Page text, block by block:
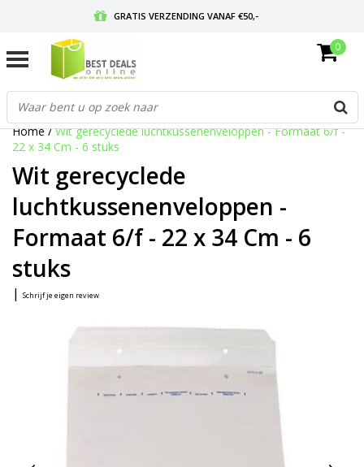
GRATIS VERZENDING VANAF €50,-
GRATIS RETOURNEREN EN 30 DAGEN BEDENKTIJD
0
Home/Wit gerecyclede luchtkussenenveloppen - Formaat 6/f -
22 x 34 Cm - 6 stuks
Wit gerecyclede
luchtkussenenveloppen -
Formaat 6/f - 22 x 34 Cm - 6
stuks
| Schrijf je eigen review